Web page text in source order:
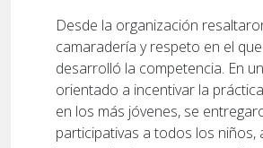
Desde la organización
camaradería y respeto en el
desarrolló la competencia. En
orientado a incentivar la
en los más jóvenes, se
participativas a todos los niños,